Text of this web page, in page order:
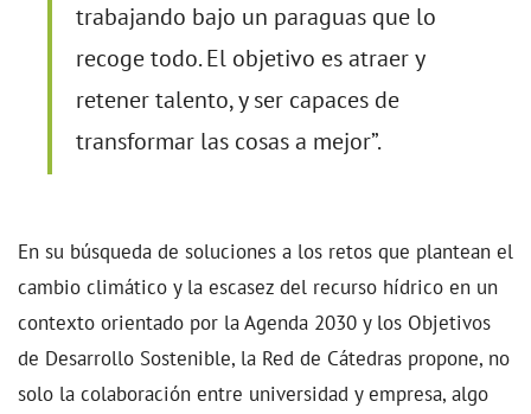
trabajando bajo un paraguas que lo
recoge todo. El objetivo es atraer y
retener talento, y ser capaces de
transformar las cosas a mejor”.
En su búsqueda de soluciones a los retos que plantean el
cambio climático y la escasez del recurso hídrico en un
contexto orientado por la Agenda 2030 y los Objetivos
de Desarrollo Sostenible, la Red de Cátedras propone, no
solo la colaboración entre universidad y empresa, algo